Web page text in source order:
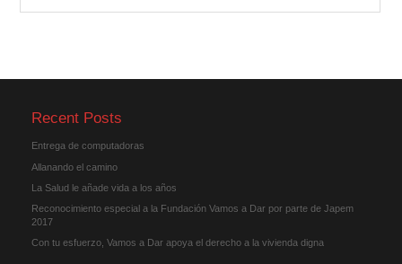
Recent Posts
Entrega de computadoras
Allanando el camino
La Salud le añade vida a los años
Reconocimiento especial a la Fundación Vamos a Dar por parte de Japem
2017
Con tu esfuerzo, Vamos a Dar apoya el derecho a la vivienda digna